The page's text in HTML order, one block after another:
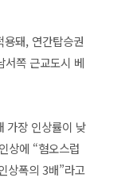
돼, 연간탑승권
쪽 근교도시 베
가장 인상률이 낮
상에 “혐오스럽
상폭의 3배”라고